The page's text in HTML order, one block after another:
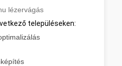
lézervágás
településeken: